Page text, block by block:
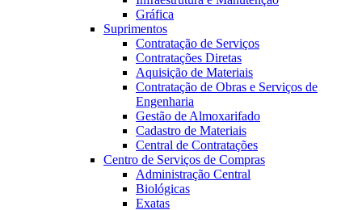
Gráfica
Suprimentos
Contratação de Serviços
Contratações Diretas
Aquisição de Materiais
Contratação de Obras e Serviços de
Engenharia
Gestão de Almoxarifado
Cadastro de Materiais
Central de Contratações
Centro de Serviços de Compras
Administração Central
Biológicas
Exatas